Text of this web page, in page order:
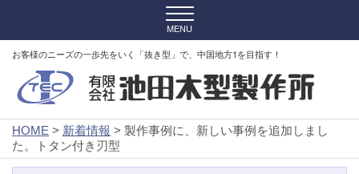
お客様のニーズの一歩先をいく「抜き型」で、中国地方1を目指す！
HOME > 新着情報 > 製作事例に、新しい事例を追加しまし
た。トタン付き刃型